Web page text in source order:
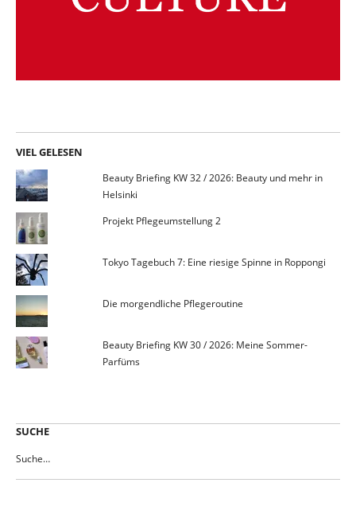
VIEL GELESEN
Beauty Briefing KW 32 / 2026: Beauty und mehr in
Helsinki
Projekt Pflegeumstellung 2
Tokyo Tagebuch 7: Eine riesige Spinne in Roppongi
Die morgendliche Pflegeroutine
Beauty Briefing KW 30 / 2026: Meine Sommer-
Parfüms
SUCHE